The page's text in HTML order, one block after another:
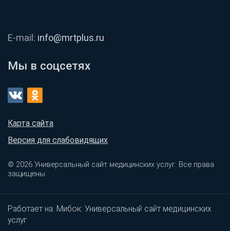
E-mail: info@mrtplus.ru
Мы в соцсетях
Карта сайта
Версия для слабовидящих
© 2026 Универсальный сайт медицинских услуг. Все права
защищены.
Работает на: Мибок: Универсальный сайт медицинских
услуг